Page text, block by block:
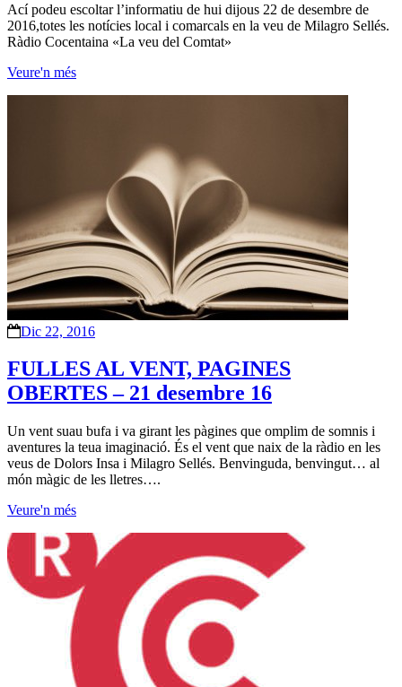
Ací podeu escoltar l’informatiu de hui dijous 22 de desembre de
2016,totes les notícies local i comarcals en la veu de Milagro Sellés.
Ràdio Cocentaina «La veu del Comtat»
Veure'n més
Dic 22, 2016
FULLES AL VENT, PAGINES
OBERTES – 21 desembre 16
Un vent suau bufa i va girant les pàgines que omplim de somnis i
aventures la teua imaginació. És el vent que naix de la ràdio en les
veus de Dolors Insa i Milagro Sellés. Benvinguda, benvingut… al
món màgic de les lletres….
Veure'n més